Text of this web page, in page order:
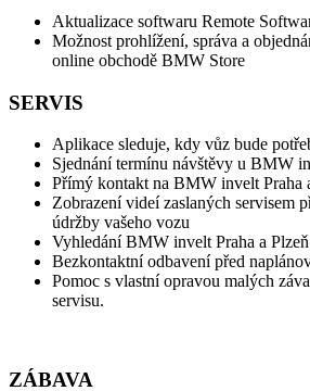
Aktualizace softwaru Remote
Možnost prohlížení, správa a
online obchodě BMW Store
SERVIS
Aplikace sleduje, kdy vůz bude
Sjednání termínu návštěvy u BMW
Přímý kontakt na BMW invelt Praha
Zobrazení videí zaslaných servisem
údržby vašeho vozu
Vyhledání BMW invelt Praha a Plzeň
Bezkontaktní odbavení před
Pomoc s vlastní opravou malých
servisu.
ZÁBAVA